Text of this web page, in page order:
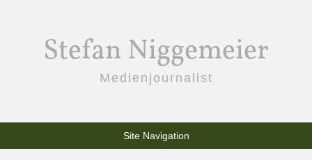
Stefan Niggemeier
Medienjournalist
Site Navigation